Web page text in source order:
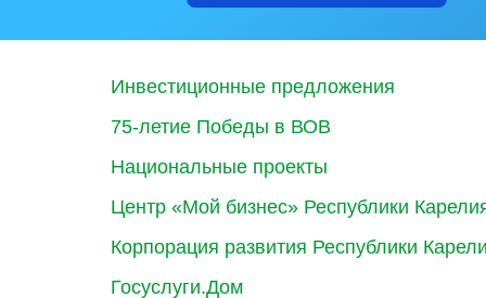
Инвестиционные предложения
75-летие Победы в ВОВ
Национальные проекты
Центр «Мой бизнес» Республики
Корпорация развития Республики
Госуслуги.Дом